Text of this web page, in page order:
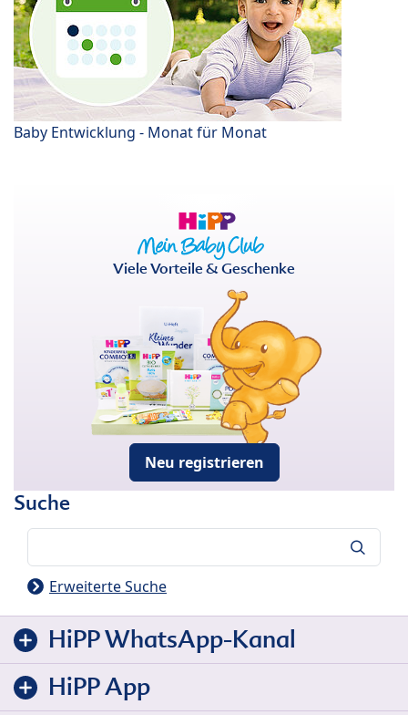
Baby Entwicklung - Monat für Monat
Viele Vorteile & Geschenke
Neu registrieren
Suche
Erweiterte Suche
HiPP WhatsApp-Kanal
HiPP App